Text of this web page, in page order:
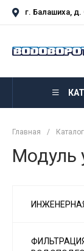
г. Балашиха,
Главная /
Модуль